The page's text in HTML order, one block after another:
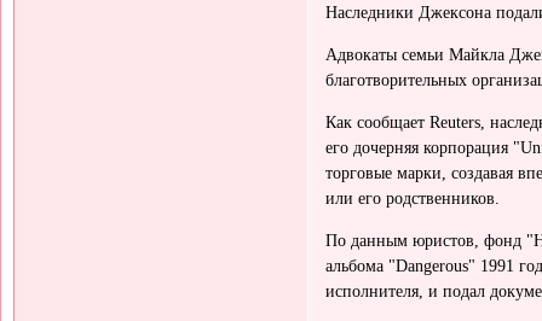
Наследники Джексона
Адвокаты семьи Майкла
благотворительных
Как сообщает Reuters,
его дочерняя корпорация
торговые марки, создавая
или его родственников.
По данным юристов, фонд
альбома "Dangerous" 1991
исполнителя, и подал